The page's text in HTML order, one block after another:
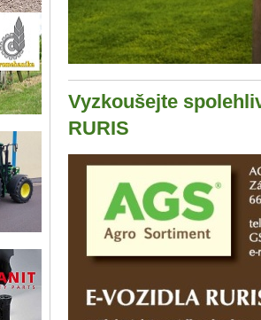
Vyzkoušejte
RURIS